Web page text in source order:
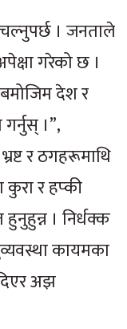
। जनताले
गरेको छ ।
देश र
।”,
र ठगहरूमाथि
र हप्की
हुनुहुन्न । निर्धक्क
कायमका
अझ